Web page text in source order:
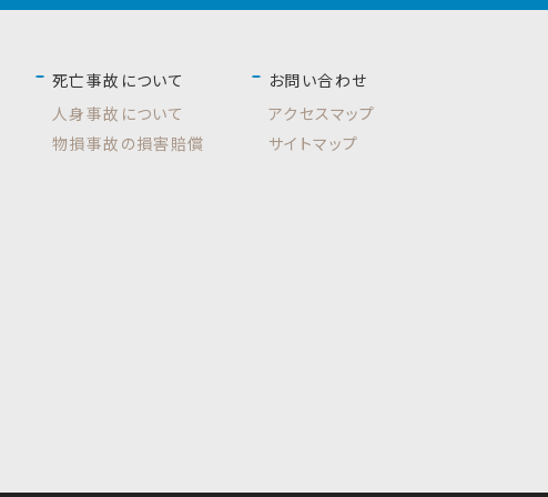
死亡事故について
人身事故について
物損事故の損害賠償
お問い合わせ
アクセスマップ
サイトマップ